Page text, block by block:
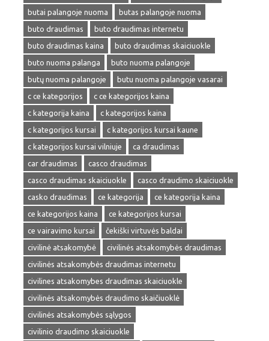
butai palangoje nuoma
butas palangoje nuoma
buto draudimas
buto draudimas internetu
buto draudimas kaina
buto draudimas skaiciuokle
buto nuoma palanga
buto nuoma palangoje
butų nuoma palangoje
butu nuoma palangoje vasarai
c ce kategorijos
c ce kategorijos kaina
c kategorija kaina
c kategorijos kaina
c kategorijos kursai
c kategorijos kursai kaune
c kategorijos kursai vilniuje
ca draudimas
car draudimas
casco draudimas
casco draudimas skaiciuokle
casco draudimo skaiciuokle
casko draudimas
ce kategorija
ce kategorija kaina
ce kategorijos kaina
ce kategorijos kursai
ce vairavimo kursai
čekiški virtuvės baldai
civilinė atsakomybė
civilinės atsakomybės draudimas
civilinės atsakomybės draudimas internetu
civilines atsakomybes draudimas skaiciuokle
civilinės atsakomybės draudimo skaičiuoklė
civilinės atsakomybės sąlygos
civilinio draudimo skaiciuokle